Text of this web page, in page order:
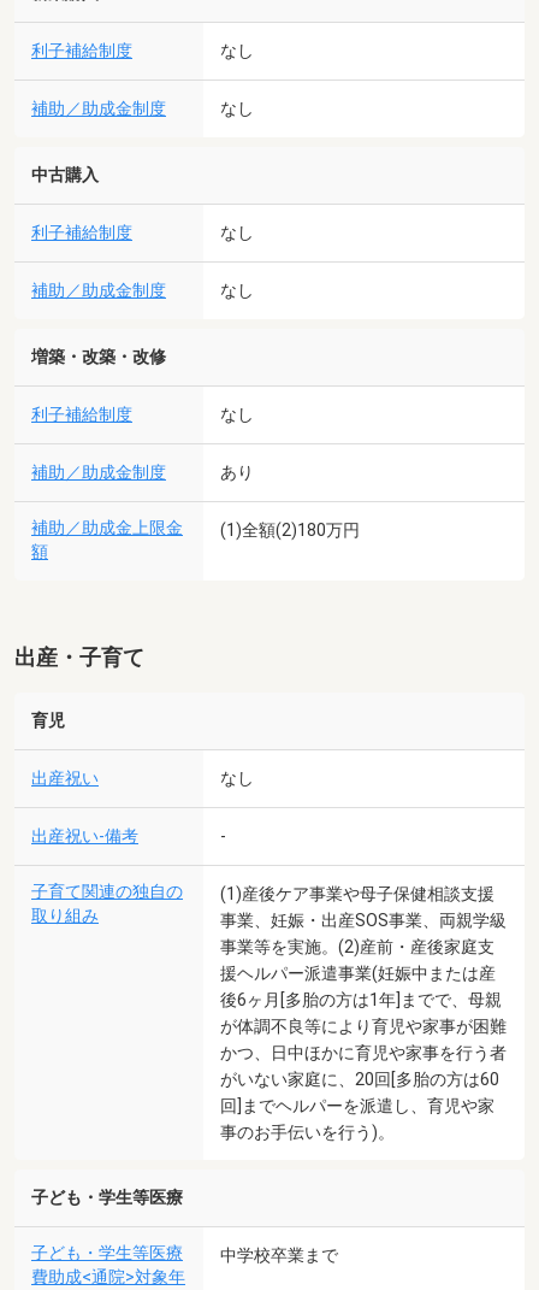
利子補給制度 なし
補助／助成金制度 なし
中古購入
利子補給制度 なし
補助／助成金制度 なし
増築・改築・改修
利子補給制度 なし
補助／助成金制度 あり
補助／助成金上限金
額
(1)全額(2)180万円
出産・子育て
育児
出産祝い なし
出産祝い-備考 -
子育て関連の独自の
取り組み
(1)産後ケア事業や母子保健相談支援
事業、妊娠・出産SOS事業、両親学級
事業等を実施。(2)産前・産後家庭支
援ヘルパー派遣事業(妊娠中または産
後6ヶ月[多胎の方は1年]までで、母親
が体調不良等により育児や家事が困難
かつ、日中ほかに育児や家事を行う者
がいない家庭に、20回[多胎の方は60
回]までヘルパーを派遣し、育児や家
事のお手伝いを行う)。
子ども・学生等医療
子ども・学生等医療
費助成<通院>対象年
中学校卒業まで